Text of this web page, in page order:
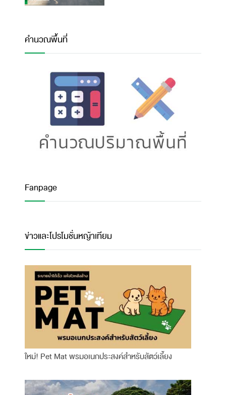
คำนวณพื้นที่
Fanpage
ข่าวและโปรโมชั่นหญ้าเทียม
ใหม่! Pet Mat พรมอเนกประสงค์สำหรับสัตว์เลี้ยง